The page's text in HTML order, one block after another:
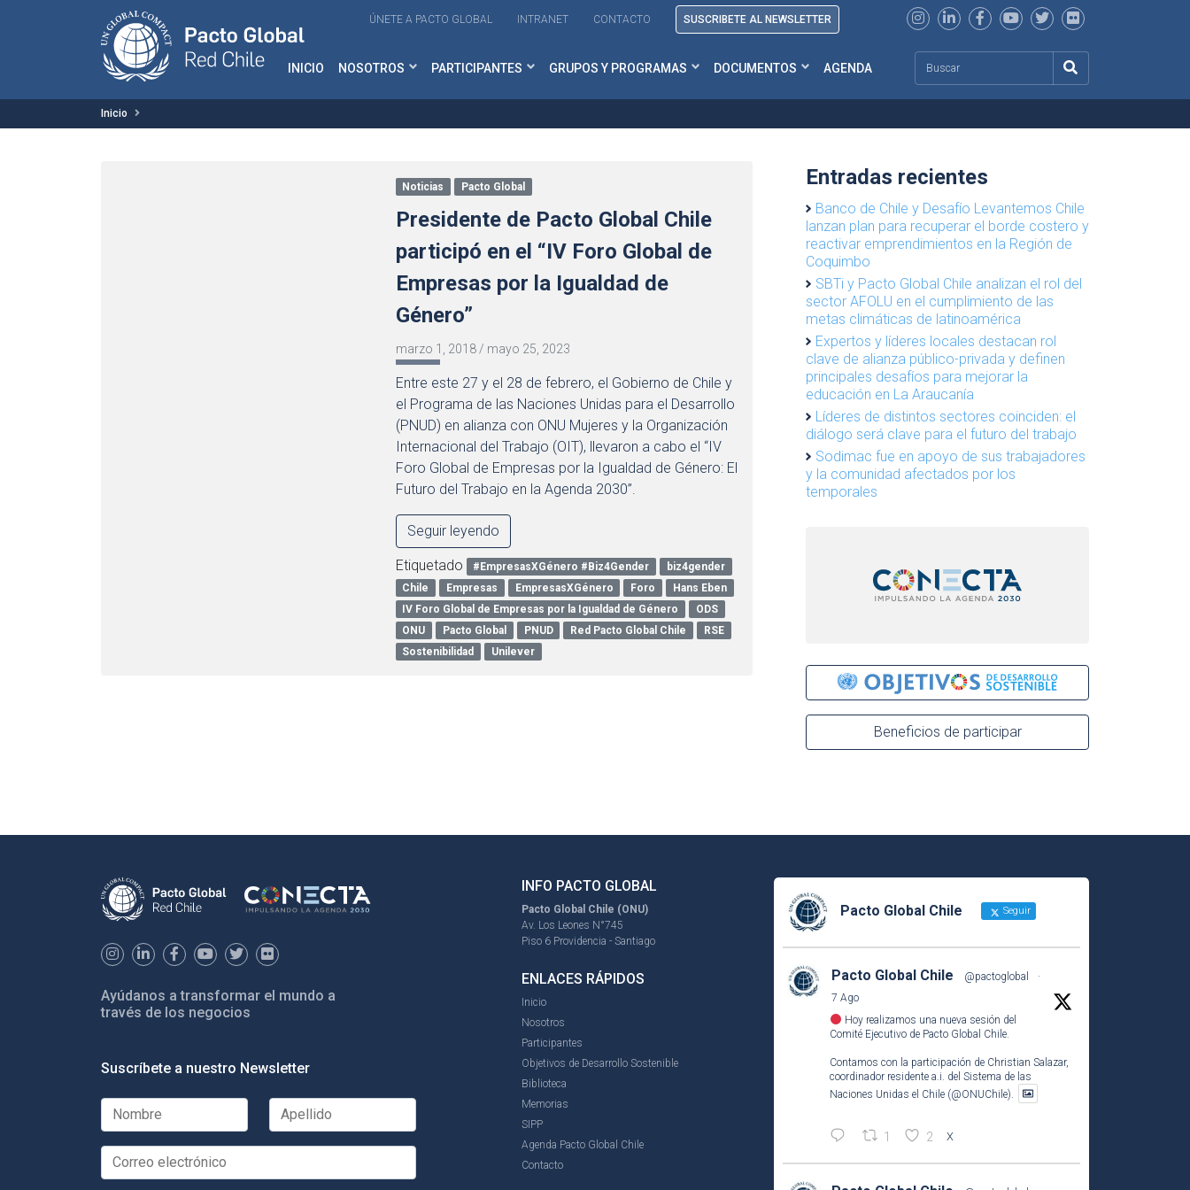
ÚNETE A PACTO GLOBAL INTRANET CONTACTO SUSCRIBETE AL NEWSLETTER
INICIO NOSOTROS PARTICIPANTES GRUPOS Y PROGRAMAS DOCUMENTOS AGENDA
Inicio
Noticias Pacto Global
Presidente de Pacto Global Chile
participó en el “IV Foro Global de
Empresas por la Igualdad de
Género”
marzo 1, 2018 / mayo 25, 2023
Entre este 27 y el 28 de febrero, el Gobierno de Chile y
el Programa de las Naciones Unidas para el Desarrollo
(PNUD) en alianza con ONU Mujeres y la Organización
Internacional del Trabajo (OIT), llevaron a cabo el “IV
Foro Global de Empresas por la Igualdad de Género: El
Futuro del Trabajo en la Agenda 2030”.
Seguir leyendo
Etiquetado #EmpresasXGénero #Biz4Gender
biz4gender
Chile
Empresas EmpresasXGénero Foro
Hans Eben
IV Foro Global de Empresas por la Igualdad de Género
ODS
ONU
Pacto Global PNUD Red Pacto Global Chile
RSE
Sostenibilidad
Unilever
Entradas recientes
Banco de Chile y Desafío Levantemos Chile
lanzan plan para recuperar el borde costero y
reactivar emprendimientos en la Región de
Coquimbo
SBTi y Pacto Global Chile analizan el rol del
sector AFOLU en el cumplimiento de las
metas climáticas de latinoamérica
Expertos y líderes locales destacan rol
clave de alianza público-privada y definen
principales desafíos para mejorar la
educación en La Araucanía
Líderes de distintos sectores coinciden: el
diálogo será clave para el futuro del trabajo
Sodimac fue en apoyo de sus trabajadores
y la comunidad afectados por los
temporales
Beneficios de participar
Ayúdanos a transformar el mundo a
través de los negocios
Suscríbete a nuestro Newsletter
INFO PACTO GLOBAL
Pacto Global Chile (ONU)
Av. Los Leones N°745
Piso 6 Providencia - Santiago
ENLACES RÁPIDOS
Inicio
Nosotros
Participantes
Objetivos de Desarrollo Sostenible
Biblioteca
Memorias
SIPP
Agenda Pacto Global Chile
Contacto
Pacto Global Chile Seguir
Pacto Global Chile @pactoglobal
·
7 Ago
Hoy realizamos una nueva sesión del
Comité Ejecutivo de Pacto Global Chile.
Contamos con la participación de Christian Salazar,
coordinador residente a.i. del Sistema de las
Naciones Unidas el Chile (@ONUChile).
1 2 X